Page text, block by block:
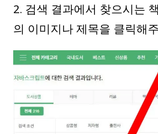
2. 검색 결과에서 찾으시는
의 이미지나 제목을 클릭해